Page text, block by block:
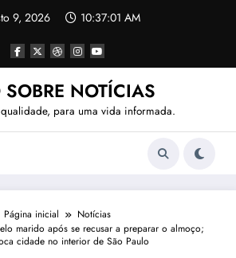
9, 2026 10:37:03 AM
SOBRE NOTÍCIAS
para uma vida informada.
Página inicial
Notícias
marido após se recusar a preparar o almoço;
cidade no interior de São Paulo